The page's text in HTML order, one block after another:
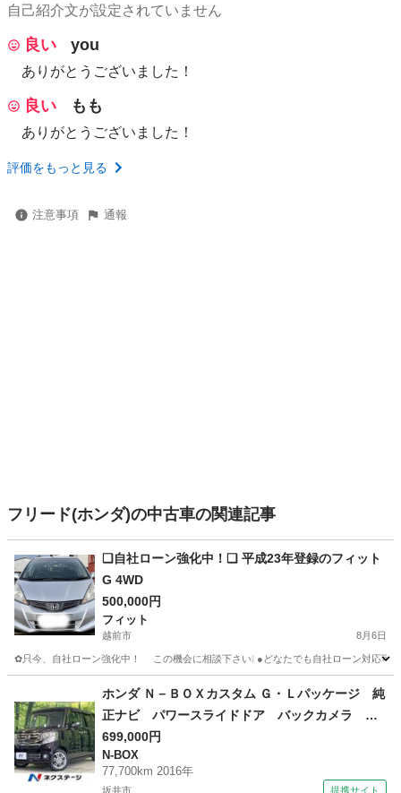
自己紹介文が設定されていません
良い you
ありがとうございました！
良い もも
ありがとうございました！
評価をもっと見る
注意事項 通報
フリード(ホンダ)の中古車の関連記事
❑自社ローン強化中！❑ 平成23年登録のフィット
G 4WD
500,000円
フィット
越前市 8月6日
✿只今、自社ローン強化中！ この機会に相談下さい❕ ●どなたでも自社ロー
フィット 車両
ホンダ Ｎ－ＢＯＸカスタム Ｇ・Ｌパッケージ 純
正ナビ パワースライドドア バックカメラ Ｅ
ＴＣ ＣＤ／ＤＶＤ／フルセグ Ｂｌｕｅｔｏｏ
ｔｈ ＨＩＤランプ フロントフォグ オートラ
イト オートエアコン スマートキー ロールサ
699,000円
N-BOX
77,700km 2016年
坂井市 提携サイト